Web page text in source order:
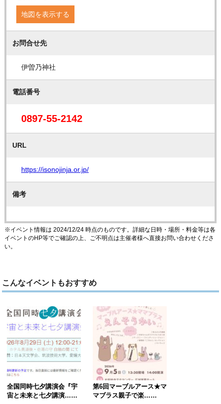
地図を表示する
お問合せ先
伊曽乃神社
電話番号
0897-55-2142
URL
https://isonojinja.or.jp/
備考
※イベント情報は 2024/12/24 時点のものです。詳細な日時・場所・料金等は各
イベントのHP等でご確認の上、ご不明点は主催者様へ直接お問い合わせくださ
い。
こんなイベントもおすすめ
全国同時七夕講演会『宇
宙と未来と七夕講演……
第6回マーブルアース★マ
マブラス親子で楽……